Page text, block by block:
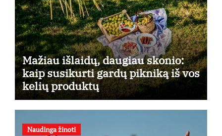
Mažiau išlaidų, daugiau skonio:
kaip susikurti gardų pikniką iš vos
kelių produktų
Naudinga žinoti